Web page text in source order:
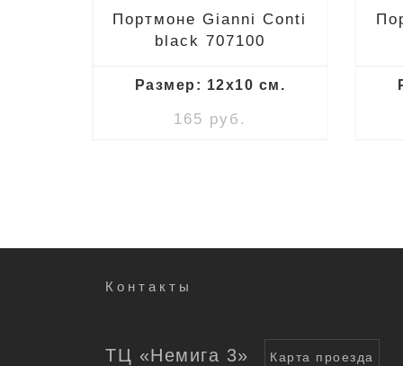
Портмоне Gianni Conti
black 707100
Размер: 12x10 см.
165 руб.
Контакты
ТЦ «Немига 3» Карта проезда